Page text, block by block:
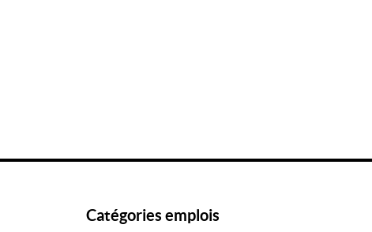
Catégories emplois